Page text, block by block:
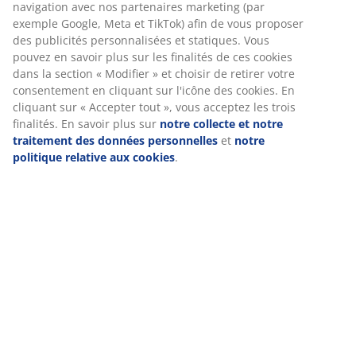
Spécifications
Avis
(152
Livraison